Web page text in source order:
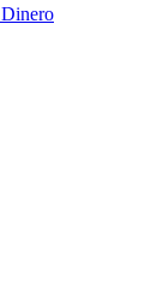
Dinero